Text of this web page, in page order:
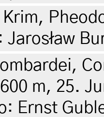
Jarosław
m, 25.
Ernst